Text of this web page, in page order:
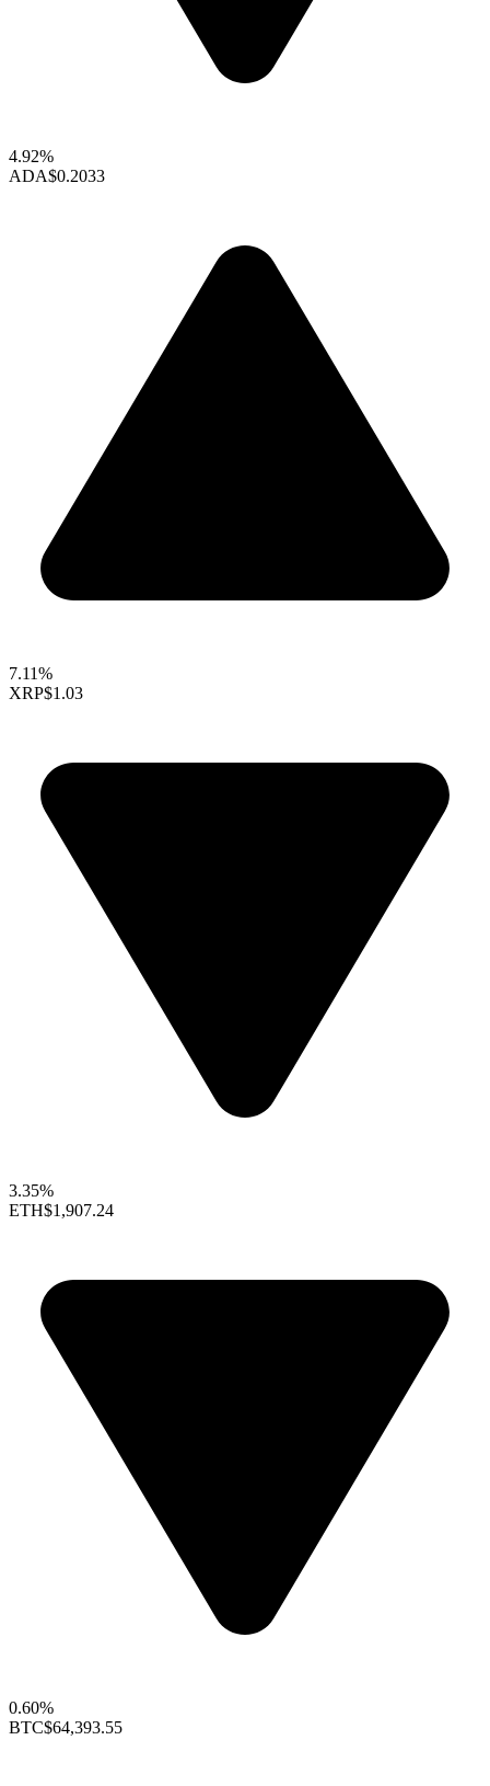
4.92%
ADA$0.2033
7.11%
XRP$1.03
3.35%
ETH$1,907.24
0.60%
BTC$64,393.55